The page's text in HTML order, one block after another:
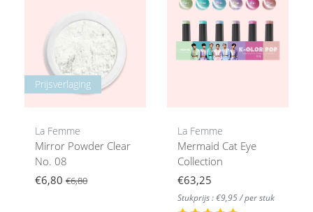
Prijsverlaging
La Femme
Mirror Powder Clear
No. 08
€6,80 €6,80
La Femme
Mermaid Cat Eye
Collection
€63,25
Stukprijs : €9,95 / per stuk